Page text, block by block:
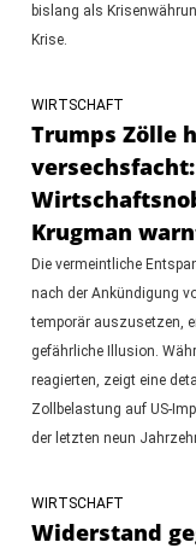
bislang als
Krise.
WIRTSCHAFT
Trumps Zölle
versechsfacht:
Krugman
Die vermeintliche
nach der Ankündigung
temporär auszusetzen,
gefährliche Illusion.
reagierten, zeigt eine
Zollbelastung auf US-
der letzten neun
WIRTSCHAFT
Widerstand